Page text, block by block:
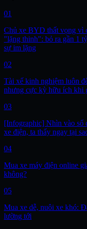
01
Chủ xe BYD thất vọng vì
"lặng thinh": bỏ ra gần 1
sự im lặng
02
Tài xế kinh nghiệm luôn
nhưng cực kỳ hữu ích khi
03
[Infographic] Nhìn vào số
xe điện, ta thấy ngay tại
04
Mua xe máy điện online
không?
05
Mua xe dễ, nuôi xe khó:
lường tới